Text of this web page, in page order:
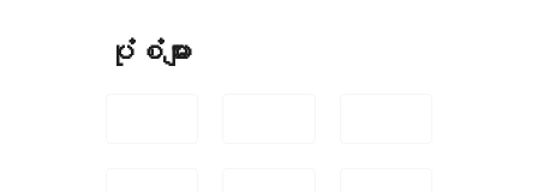
ပုံစံများ